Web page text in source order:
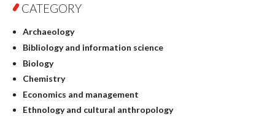
CATEGORY
Archaeology
Bibliology and information science
Biology
Chemistry
Economics and management
Ethnology and cultural anthropology